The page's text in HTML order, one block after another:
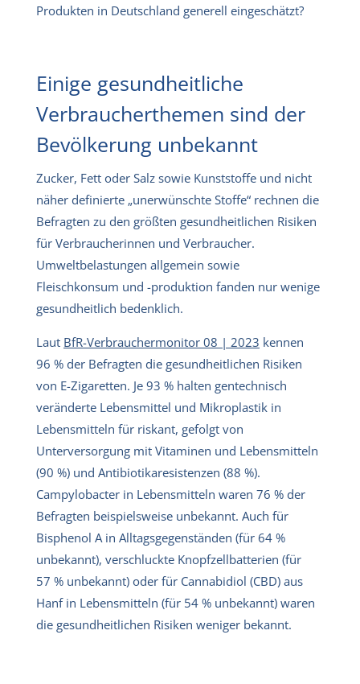
Produkten in Deutschland generell eingeschätzt?
Einige gesundheitliche
Verbraucherthemen sind der
Bevölkerung unbekannt
Zucker, Fett oder Salz sowie Kunststoffe und nicht
näher definierte „unerwünschte Stoffe“ rechnen die
Befragten zu den größten gesundheitlichen Risiken
für Verbraucherinnen und Verbraucher.
Umweltbelastungen allgemein sowie
Fleischkonsum und -produktion fanden nur wenige
gesundheitlich bedenklich.
Laut BfR-Verbrauchermonitor 08 | 2023 kennen
96 % der Befragten die gesundheitlichen Risiken
von E-Zigaretten. Je 93 % halten gentechnisch
veränderte Lebensmittel und Mikroplastik in
Lebensmitteln für riskant, gefolgt von
Unterversorgung mit Vitaminen und Lebensmitteln
(90 %) und Antibiotikaresistenzen (88 %).
Campylobacter in Lebensmitteln waren 76 % der
Befragten beispielsweise unbekannt. Auch für
Bisphenol A in Alltagsgegenständen (für 64 %
unbekannt), verschluckte Knopfzellbatterien (für
57 % unbekannt) oder für Cannabidiol (CBD) aus
Hanf in Lebensmitteln (für 54 % unbekannt) waren
die gesundheitlichen Risiken weniger bekannt.